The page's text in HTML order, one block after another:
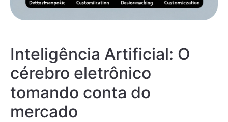
Inteligência Artificial: O
cérebro eletrônico
tomando conta do
mercado